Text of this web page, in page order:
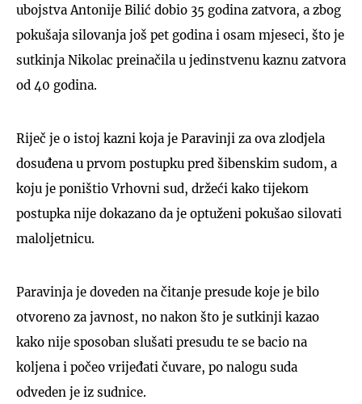
ubojstva Antonije Bilić dobio 35 godina zatvora, a zbog
pokušaja silovanja još pet godina i osam mjeseci, što je
sutkinja Nikolac preinačila u jedinstvenu kaznu zatvora
od 40 godina.
Riječ je o istoj kazni koja je Paravinji za ova zlodjela
dosuđena u prvom postupku pred šibenskim sudom, a
koju je poništio Vrhovni sud, držeći kako tijekom
postupka nije dokazano da je optuženi pokušao silovati
maloljetnicu.
Paravinja je doveden na čitanje presude koje je bilo
otvoreno za javnost, no nakon što je sutkinji kazao
kako nije sposoban slušati presudu te se bacio na
koljena i počeo vrijeđati čuvare, po nalogu suda
odveden je iz sudnice.